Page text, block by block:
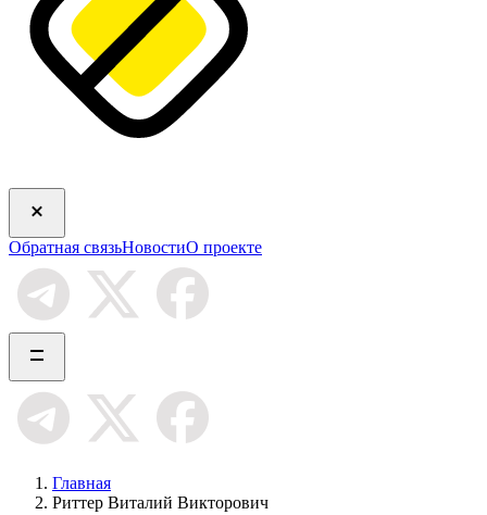
Обратная связьНовостиО проекте
Главная
Риттер Виталий Викторович